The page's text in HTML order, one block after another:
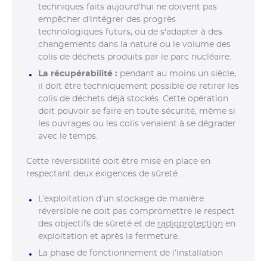
techniques faits aujourd'hui ne doivent pas
empêcher d'intégrer des progrès
technologiques futurs, ou de s'adapter à des
changements dans la nature ou le volume des
colis de déchets produits par le parc nucléaire.
La récupérabilité : pendant au moins un siècle,
il doit être techniquement possible de retirer les
colis de déchets déjà stockés. Cette opération
doit pouvoir se faire en toute sécurité, même si
les ouvrages ou les colis venaient à se dégrader
avec le temps.
Cette réversibilité doit être mise en place en
respectant deux exigences de sûreté :
L’exploitation d’un stockage de manière
réversible ne doit pas compromettre le respect
des objectifs de sûreté et de radioprotection en
exploitation et après la fermeture.
La phase de fonctionnement de l’installation